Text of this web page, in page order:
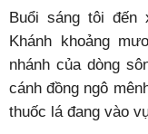
Khánh, nhưng ai
điểm du lịch nổi
động Ngườm
Giốc nằm ở biên
của nhiều người